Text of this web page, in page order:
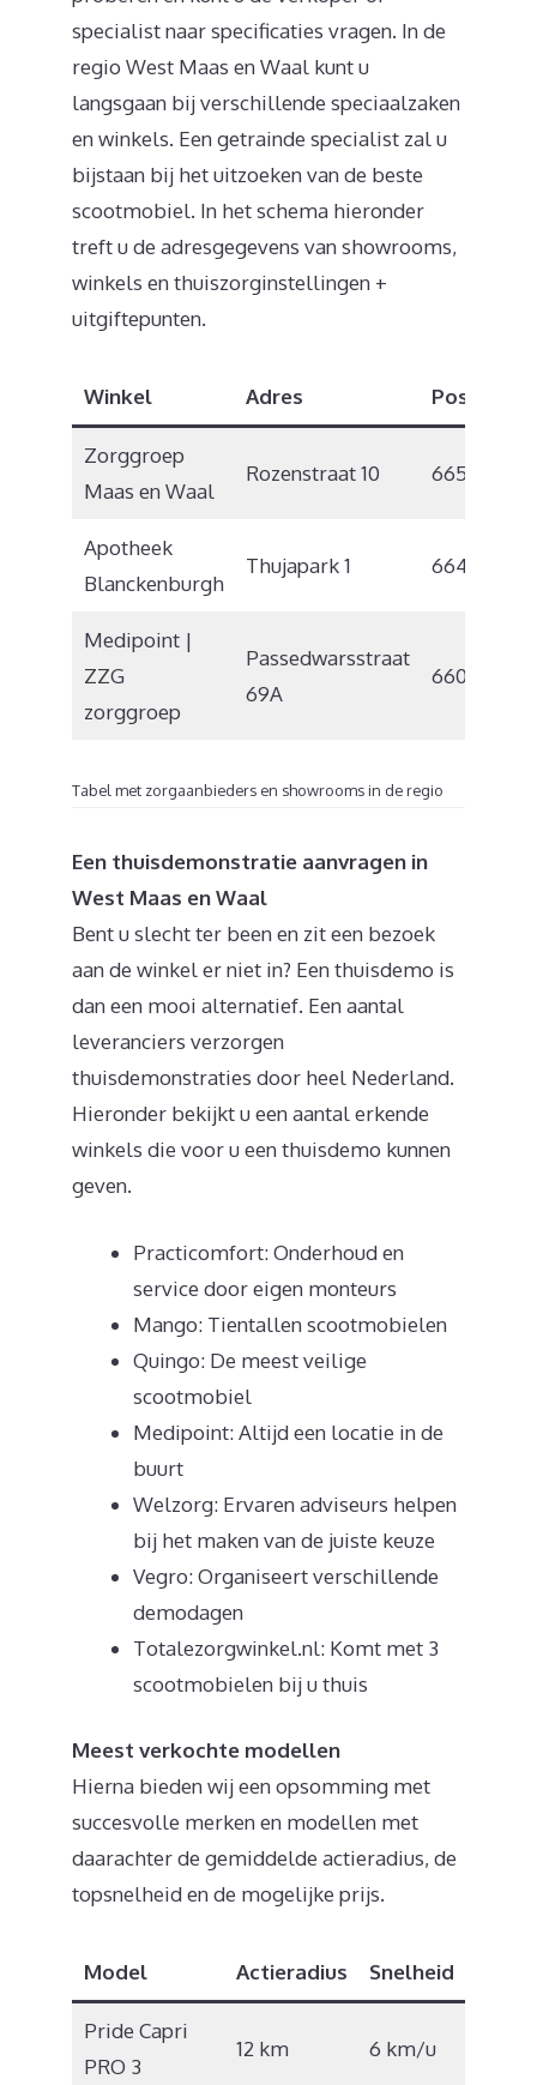
specialist naar specificaties vragen. In de
regio West Maas en Waal kunt u
langsgaan bij verschillende speciaalzaken
en winkels. Een getrainde specialist zal u
bijstaan bij het uitzoeken van de beste
scootmobiel. In het schema hieronder
treft u de adresgegevens van showrooms,
winkels en thuiszorginstellingen +
uitgiftepunten.
Winkel Adres Postcode
Zorggroep
Maas en Waal
Rozenstraat 10 6658 WX
Apotheek
Blanckenburgh
Thujapark 1 6642 CB
Medipoint |
ZZG
zorggroep
Passedwarsstraat
69A
6601 AR
Tabel met zorgaanbieders en showrooms in de regio
Een thuisdemonstratie aanvragen in
West Maas en Waal
Bent u slecht ter been en zit een bezoek
aan de winkel er niet in? Een thuisdemo is
dan een mooi alternatief. Een aantal
leveranciers verzorgen
thuisdemonstraties door heel Nederland.
Hieronder bekijkt u een aantal erkende
winkels die voor u een thuisdemo kunnen
geven.
Practicomfort: Onderhoud en
service door eigen monteurs
Mango: Tientallen scootmobielen
Quingo: De meest veilige
scootmobiel
Medipoint: Altijd een locatie in de
buurt
Welzorg: Ervaren adviseurs helpen
bij het maken van de juiste keuze
Vegro: Organiseert verschillende
demodagen
Totalezorgwinkel.nl: Komt met 3
scootmobielen bij u thuis
Meest verkochte modellen
Hierna bieden wij een opsomming met
succesvolle merken en modellen met
daarachter de gemiddelde actieradius, de
topsnelheid en de mogelijke prijs.
Model Actieradius Snelheid
Pride Capri
PRO 3
12 km 6 km/u